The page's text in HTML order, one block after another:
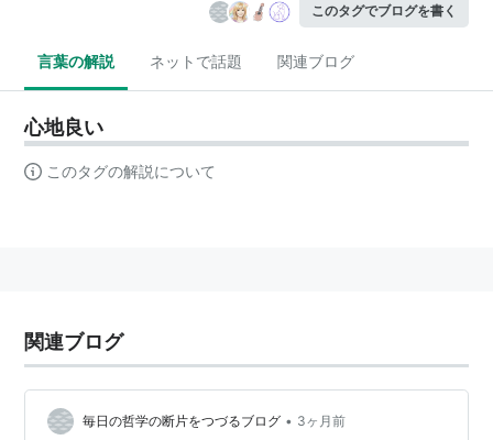
このタグでブログを書く
言葉の解説 ネットで話題 関連ブログ
心地良い
このタグの解説について
関連ブログ
毎日の哲学の断片をつづるブログ • 3ヶ月前